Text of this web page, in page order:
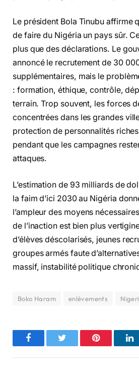
Le président Bola Tinubu affirme
de faire du Nigéria un pays sûr.
plus que des déclarations. Le
annoncé le recrutement de 30
supplémentaires, mais le
: formation, éthique, contrôle,
terrain. Trop souvent, les forces
concentrées dans les grandes
protection de personnalités
pendant que les campagnes
attaques.
L’estimation de 93 milliards de
la faim d’ici 2030 au Nigéria
l’ampleur des moyens
de l’inaction est bien plus
d’élèves déscolarisés, jeunes
groupes armés faute
massif, instabilité politique
Boko Haram enlèvements
FacebookTwitter Pinterest